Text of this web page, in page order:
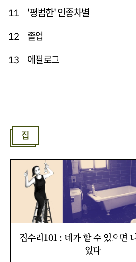
11 '평범한' 인종차별
12 졸업
13 에필로그
집
집수리101 : 네가 할 수 있으면
있다